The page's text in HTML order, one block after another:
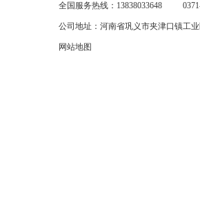
全国服务热线：13838033648
公司地址：河南省巩义市夹津口镇工
网站地图